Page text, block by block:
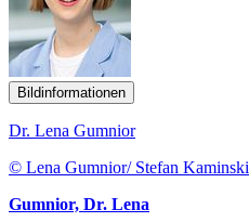
Bildinformationen
Dr. Lena Gumnior
© Lena Gumnior/ Stefan Kaminski
Gumnior, Dr. Lena